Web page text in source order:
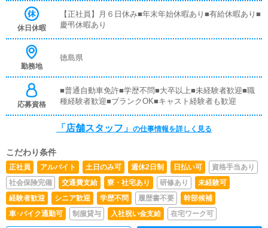
アルや、先輩スタッフに付いて業務内容を見ながら徐々に
覚えていただきますので、未経験の方でも安心して働けま
す。■PC更新業務ヘブンネットなど、ポータルサイト等の
はボタンを押すだけや、ブログの更新時に簡単に文字が入
きます。■清掃・備品管理お客様やキャストの方に快適に
お過ごしいただくため、店内の清掃や備品の管理・補充を
行っていただきます。
休日休暇
【正社員】月６日休み■年末年始休暇あり■有給休暇あり■
慶弔休暇あり
勤務地
徳島県
応募資格
■普通自動車免許■学歴不問■大卒以上■未経験者歓迎■職
種経験者歓迎■ブランクOK■キャスト経験者も歓迎
「店舗スタッフ」 の仕事情報を詳しく見る
こだわり条件
正社員 アルバイト 土日のみ可 週休2日制 日払い可
資格手当あり
社会保険完備
交通費支給 寮・社宅あり 研修あり
未経験可
経験者歓迎
シニア歓迎 学歴不問 履歴書不要
幹部候補
車･バイク通勤可
制服貸与 入社祝い金支給 在宅ワーク可